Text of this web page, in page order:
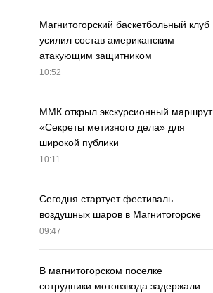
Магнитогорский баскетбольный клуб
усилил состав американским
атакующим защитником
10:52
ММК открыл экскурсионный маршрут
«Секреты метизного дела» для
широкой публики
10:11
Сегодня стартует фестиваль
воздушных шаров в Магнитогорске
09:47
В магнитогорском поселке
сотрудники мотовзвода задержали